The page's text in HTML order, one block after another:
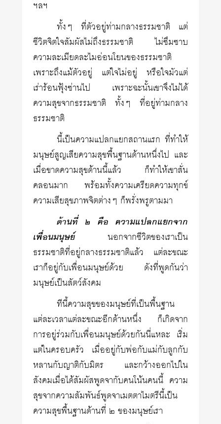
ฯลฯ
ทั้งๆ ที่ตัวอยู่ท่ามกลางธรรมชาติ แต่
ชีวิตจิตใจสัมผัสไม่ถึงธรรมชาติ ไม่ซึมซาบ
ความละเมียดละไมอ่อนโยนของธรรมชาติ
เพราะถึงแม้ตัวอยู่ แต่ใจไม่อยู่ หรือใจมัวแต่
เร่าร้อนฟุ้งซ่านไป เพราะฉะนั้นเขาจึงไม่ได้
ความสุขจากธรรมชาติ ทั้งๆ ที่อยู่ท่ามกลาง
ธรรมชาติ
นี้เป็นความแปลกแยกสถานแรก ที่ทำให้
มนุษย์สูญเสียความสุขพื้นฐานด้านหนึ่งไป และ
เมื่อขาดความสุขด้านนี้แล้ว ก็ทำให้เขาสั่น
คลอนมาก พร้อมทั้งความเครียดความทุกข์
ความเสียสุขภาพจิตต่างๆ ก็พรั่งพรูตามมา
ด้านที่ ๒ คือ ความแปลกแยกจาก
เพื่อนมนุษย์นอกจากชีวิตของเราเป็น
ธรรมชาติที่อยู่กลางธรรมชาติแล้ว แต่ละขณะ
เราก็อยู่กับเพื่อนมนุษย์ด้วย ดังที่พูดกันว่า
มนุษย์เป็นสัตว์สังคม
ทีนี้ความสุขของมนุษย์ที่เป็นพื้นฐาน
แต่ละเวลาแต่ละขณะอีกด้านหนึ่ง ก็เกิดจาก
การอยู่ร่วมกับเพื่อนมนุษย์ด้วยกันนี่แหละ เริ่ม
แต่ในครอบครัว เมื่ออยู่กับพ่อกับแม่กับลูกกับ
หลานกับญาติกับมิตร และกว้างออกไปใน
สังคมเมื่อได้สัมผัสพูดจากับคนโน้นคนนี้ ความ
สุขจากความสัมพันธ์พูดจาเมตตาไมตรีนี้เป็น
ความสุขพื้นฐานด้านที่ ๒ ของมนุษย์เรา